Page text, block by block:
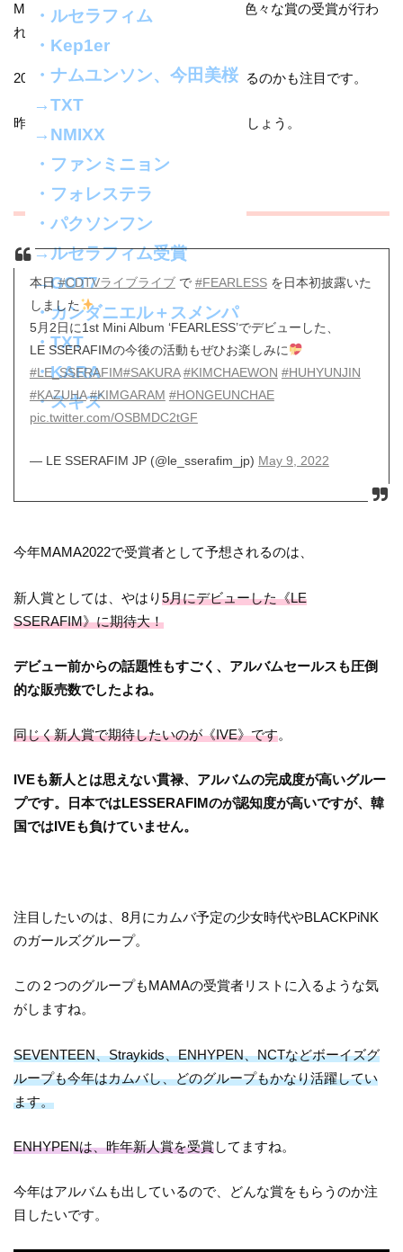
・ルセラフィム
・Kep1er
・ナムユンソン、今田美桜
→TXT
→NMIXX
・ファンミニョン
・フォレステラ
・パクソンフン
→ルセラフィム受賞
→GOT7
・カンダニエル＋スメンパ
・TXT
・KARA
・スキズ
MAMAは、音楽授賞式なのでもちろん色々な賞の受賞が行わ
れます。
2022年のMAMAは、誰がどんな賞を取るのかも注目です。
昨年の受賞者/結果と合わせて見て見ましょう。
【MAMA2022】(予想)受賞者
本日#CDTVライブライブで #FEARLESSを日本初披露いた
しました
5月2日に1st Mini Album ‘FEARLESS’でデビューした、
LE SSERAFIMの今後の活動もぜひお楽しみに
#LE_SSERAFIM#SAKURA #KIMCHAEWON #HUHYUNJIN
#KAZUHA #KIMGARAM #HONGEUNCHAE
pic.twitter.com/OSBMDC2tGF
— LE SSERAFIM JP (@le_sserafim_jp) May 9, 2022
今年MAMA2022で受賞者として予想されるのは、
新人賞としては、やはり5月にデビューした《LE
SSERAFIM》に期待大！
デビュー前からの話題性もすごく、アルバムセールスも圧倒
的な販売数でしたよね。
同じく新人賞で期待したいのが《IVE》です。
IVEも新人とは思えない貫禄、アルバムの完成度が高いグルー
プです。日本ではLESSERAFIMのが認知度が高いですが、韓
国ではIVEも負けていません。
注目したいのは、8月にカムバ予定の少女時代やBLACKPiNK
のガールズグループ。
この２つのグループもMAMAの受賞者リストに入るような気
がしますね。
SEVENTEEN、Straykids、ENHYPEN、NCTなどボーイズグ
ループも今年はカムバし、どのグループもかなり活躍してい
ます。
ENHYPENは、昨年新人賞を受賞してますね。
今年はアルバムも出しているので、どんな賞をもらうのか注
目したいです。